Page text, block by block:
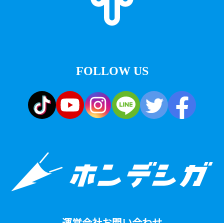
FOLLOW US